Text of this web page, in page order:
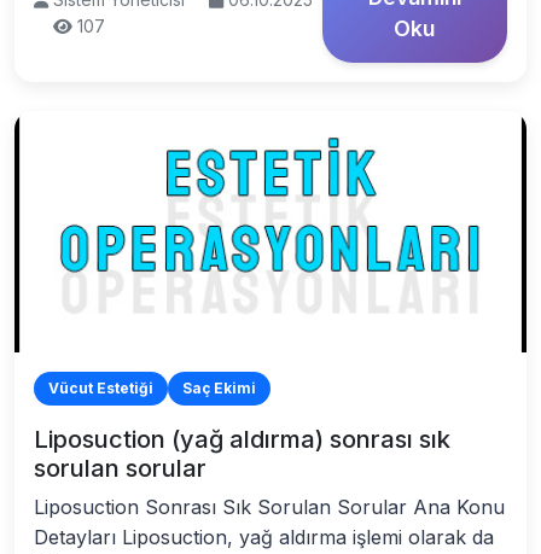
107
Oku
Vücut Estetiği Saç Ekimi
Liposuction (yağ aldırma) sonrası sık
sorulan sorular
Liposuction Sonrası Sık Sorulan Sorular Ana Konu
Detayları Liposuction, yağ aldırma işlemi olarak da